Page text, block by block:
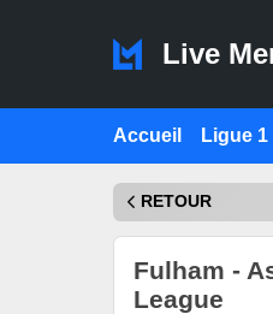
Live
Accueil Ligue 1
RETOUR
Fulham -
League